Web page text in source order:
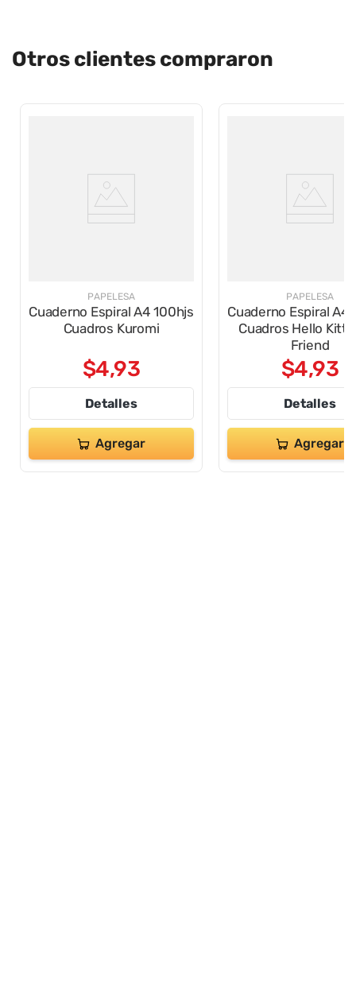
Otros clientes compraron
PAPELESA
Cuaderno Espiral A4 100hjs
Cuadros Kuromi
$4,93
Detalles
Agregar
PAPELESA
Cuaderno Espiral A4
Cuadros Hello
Friend
$4,93
Detalles
Agregar